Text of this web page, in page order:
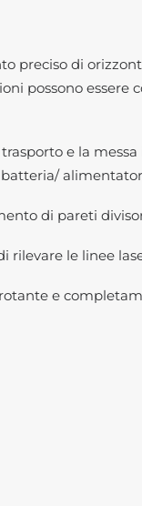
preciso di
possono essere
e la messa
di pareti
rilevare le linee
e